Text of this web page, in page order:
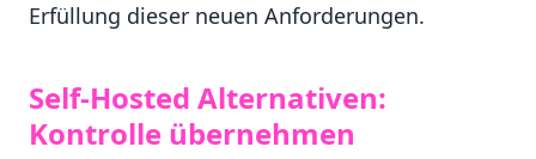
Erfüllung dieser neuen Anforderungen.
Self-Hosted Alternativen:
Kontrolle übernehmen